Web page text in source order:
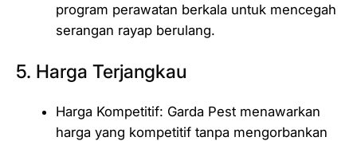
program perawatan berkala untuk mencegah
serangan rayap berulang.
5. Harga Terjangkau
Harga Kompetitif: Garda Pest menawarkan
harga yang kompetitif tanpa mengorbankan